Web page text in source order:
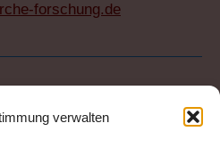
verwalten
forschung.de